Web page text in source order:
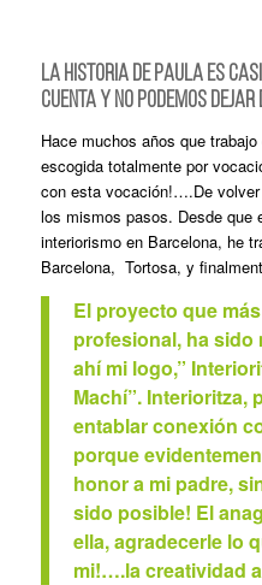
La historia de PAULA es
cuenta y no podemos dejar
Hace muchos años que
escogida totalmente por
con esta vocación!….De
los mismos pasos. Desde que
interiorismo en Barcelona, he
Barcelona, Tortosa, y
El proyecto que
profesional, ha sido
ahí mi logo,”
Machí”. Interioritza,
entablar conexión
porque
honor a mi padre,
sido posible! El
ella, agradecerle lo
mi!….la creatividad